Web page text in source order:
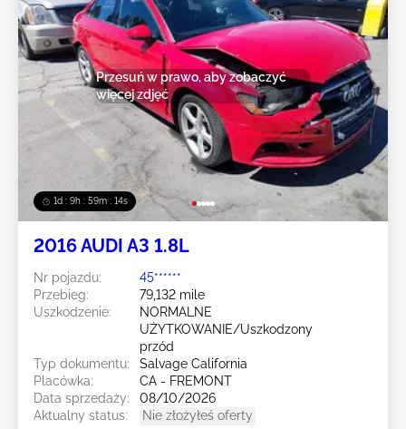
1d : 9h : 59m : 11s
Przesuń w prawo, aby zobaczyć
więcej zdjęć
2016 AUDI A3 1.8L
Nr pojazdu:
45******
Przebieg:
79,132 mile
Uszkodzenie:
NORMALNE
UŻYTKOWANIE/Uszkodzony
przód
Typ dokumentu:
Salvage California
Placówka:
CA - FREMONT
Data sprzedaży:
08/10/2026
Aktualny status:
Nie złożyłeś oferty